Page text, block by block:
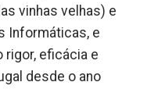
vinhas velhas) e
Informáticas, e
rigor, eficácia e
desde o ano